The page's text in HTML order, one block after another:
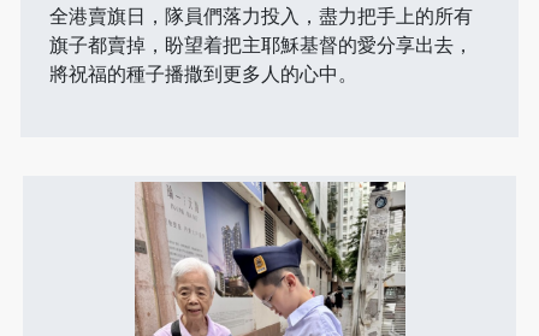
全港賣旗日，隊員們落力投入，盡力把手上的所有
旗子都賣掉，盼望着把主耶穌基督的愛分享出去，
將祝福的種子播撒到更多人的心中。